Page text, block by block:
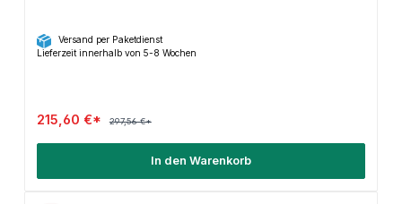
Versand per Paketdienst
Lieferzeit innerhalb von 5-8 Wochen
215,60 €* 297,56 €*
In den Warenkorb